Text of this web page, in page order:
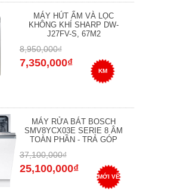
MÁY HÚT ẨM VÀ LỌC
KHÔNG KHÍ SHARP DW-
J27FV-S, 67M2
8,950,000₫
7,350,000₫
KM
MÁY RỬA BÁT BOSCH
SMV8YCX03E SERIE 8 ÂM
TOÀN PHẦN - TRẢ GÓP
37,100,000₫
25,100,000₫
MỚI VỀ